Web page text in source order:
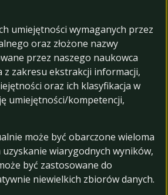
umiejętności wymaganych przez
oraz złożone nazwy
przez naszego naukowca
z zakresu ekstrakcji informacji,
oraz ich klasyfikacja w
umiejętności/kompetencji,
może być obarczone wieloma
wiarygodnych wyników,
być zastosowane do
niewielkich zbiorów danych.